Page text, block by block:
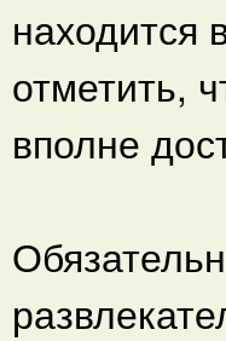
находится
отметить,
вполне